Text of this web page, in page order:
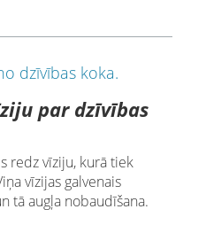
par dzīvības
redz vīziju, kurā tiek
vīzijas galvenais
tā augļa nobaudīšana.